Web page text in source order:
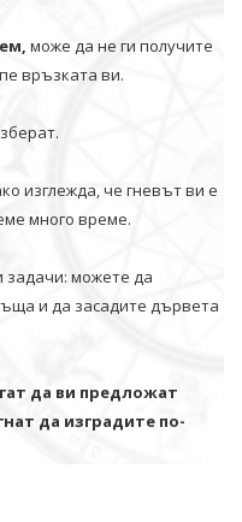
може да не ги получите
връзката ви.
изглежда, че гневът ви е
много време.
задачи: можете да
и да засадите дървета
да ви предложат
да изградите по-